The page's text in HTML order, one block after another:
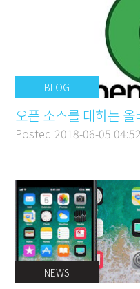
BLOG
오픈 소스를 대하는 올
Posted 2018-06-05 04:52
NEWS